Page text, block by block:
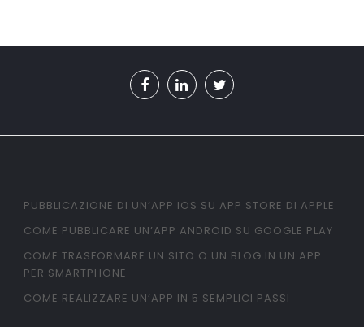
PUBBLICAZIONE DI UN’APP IOS SU APP STORE DI APPLE
COME PUBBLICARE UN’APP ANDROID SU GOOGLE PLAY
COME TRASFORMARE UN SITO O UN BLOG IN UN APP
PER SMARTPHONE
COME REALIZZARE UN’APP IN 5 SEMPLICI PASSI